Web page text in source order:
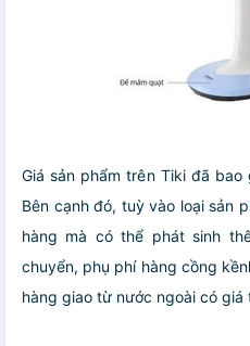
Giá sản phẩm trên Tiki đã
Bên cạnh đó, tuỳ vào loại sản
hàng mà có thể phát sinh
chuyển, phụ phí hàng cồng
hàng giao từ nước ngoài có giá